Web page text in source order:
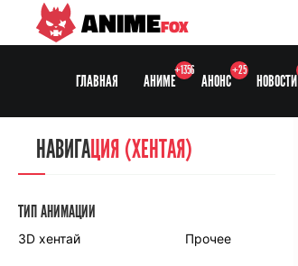
ANIMEFOX
ГЛАВНАЯ АНИМЕ
+1356
АНОНС
+25
НОВОСТИ
НАВИГАЦИЯ
СЕЗОНЫ
НАВИГАЦИЯ (ХЕНТАЯ)
ТИП АНИМАЦИИ
3D хентай Прочее